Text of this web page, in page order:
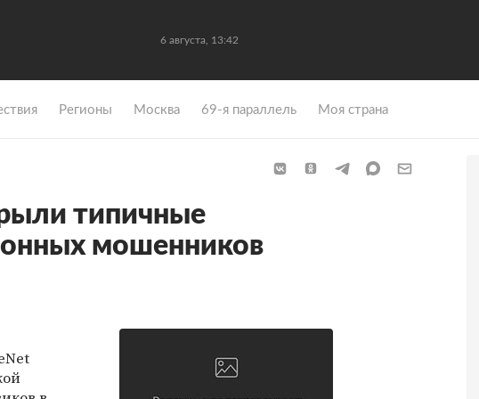
6 августа, 13:42
Регионы Москва 69-я параллель Моя страна
типичные
мошенников